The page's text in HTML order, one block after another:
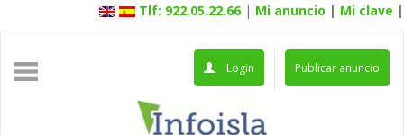
Tlf: 922.05.22.66 | Mi anuncio | Mi clave |
Publicar anuncio
Login